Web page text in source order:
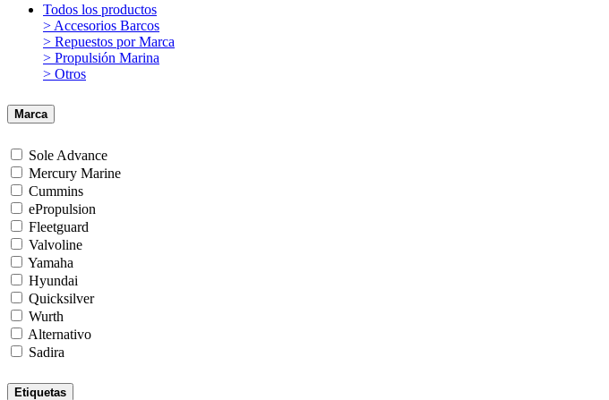
Todos los productos
> Accesorios Barcos
> Repuestos por Marca
> Propulsión Marina
> Otros
Marca
Sole Advance
Mercury Marine
Cummins
ePropulsion
Fleetguard
Valvoline
Yamaha
Hyundai
Quicksilver
Wurth
Alternativo
Sadira
Etiquetas